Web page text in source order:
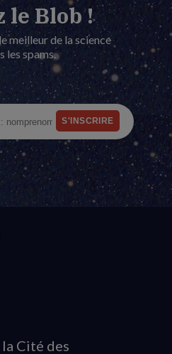
le Blob !
meilleur de la science
les spams.
Cité des